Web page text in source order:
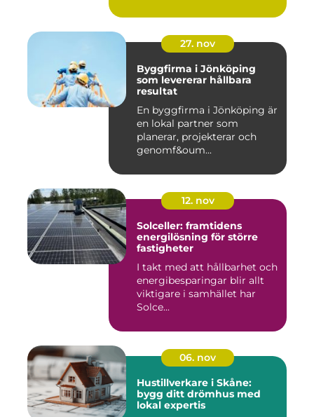
27. nov
Byggfirma i Jönköping
som levererar hållbara
resultat
En byggfirma i Jönköping är
en lokal partner som
planerar, projekterar och
genomf&oum...
12. nov
Solceller: framtidens
energilösning för större
fastigheter
I takt med att hållbarhet och
energibesparingar blir allt
viktigare i samhället har
Solce...
06. nov
Hustillverkare i Skåne:
bygg ditt drömhus med
lokal expertis